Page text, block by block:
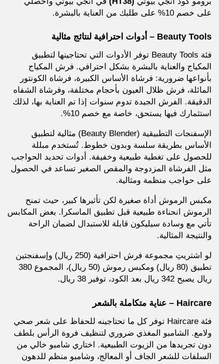
على خصم 10% على طلبك من العناية بالبشرة.
Beauty Tools – أدوات احترافية لنتائج مثالية
فئة Beauty Tools توفر الأدوات التي تحتاجينها لتطبيق
المكياج والعناية بالبشرة بشكل احترافي. فرش المكياج
بأنواعها ضرورية: فرشاة الأساس الكبيرة، فرشاة الكونتور
المائلة، فرش ظلال العيون بأحجام مختلفة، وفرشاة الشفاه
الدقيقة. الفرش الجيدة تدوم سنوات إذا تم العناية بها، لذلك
استثمارك فيها يستحق، خاصة مع خصم 10%.
الإسفنجات التطبيقية (Beauty Blender) مثالية لتطبيق
الأساس بطريقة سلسة وبدون خطوط. تُستخدم مبللة
للحصول على تغطية طبيعية وخفيفة. أدوات تحديد الحواجب
مثل الفرشاة المزدوجة والمقص الصغير تساعد في الحصول
على حواجب منظمة ومثالية.
مكبس الرموش أداة صغيرة لكن تأثيرها كبير، حيث تمنح
الرموش انحناءة طبيعية قبل تطبيق الماسكرا. بعض المكابس
تأتي مع وسادة سيليكون قابلة للاستبدال لضمان الراحة
والنتيجة المثالية.
لو اشتريتِ مجموعة فرش احترافية (250 ريال) وإسفنجتين
تطبيق (80 ريال) ومكبس رموش (50 ريال)، المجموع 380
ريال يصبح 342 ريال بعد الكود، توفير 38 ريال.
Haircare – عناية متكاملة بالشعر
فئة Haircare توفر كل ما تحتاجينه للحفاظ على شعر صحي
ولامع. الشامبو المغذي ضروري لتنظيف فروة الرأس بلطف
دون تجريدها من الزيوت الطبيعية. اختاري شامبو خالي من
السلفات للشعر الجاف أو المعالج، وشامبو منظم للدهون